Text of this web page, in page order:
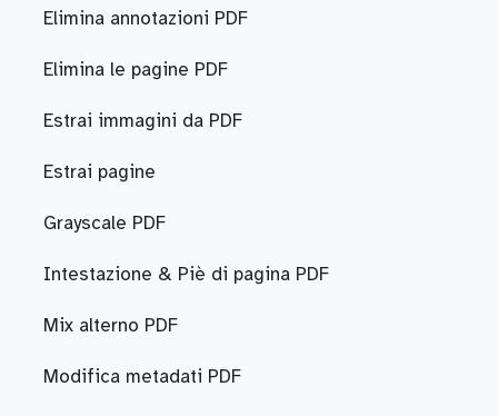
Elimina annotazioni PDF
Elimina le pagine PDF
Estrai immagini da PDF
Estrai pagine
Grayscale PDF
Intestazione & Piè di pagina PDF
Mix alterno PDF
Modifica metadati PDF